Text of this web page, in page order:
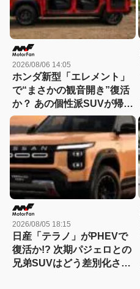
2026/08/06 14:05
ホンダ新型「エレメント」
で“まさかの観音開き”復活
か？ あの個性派SUVが帰っ
てくる可能性
2026/08/05 18:15
日産「テラノ」がPHEVで
復活か!? 次期パジェロとの
兄弟SUVはどう差別化され